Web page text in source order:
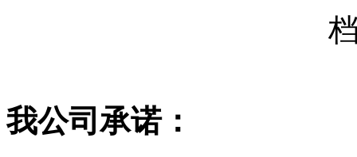
我公司承诺：